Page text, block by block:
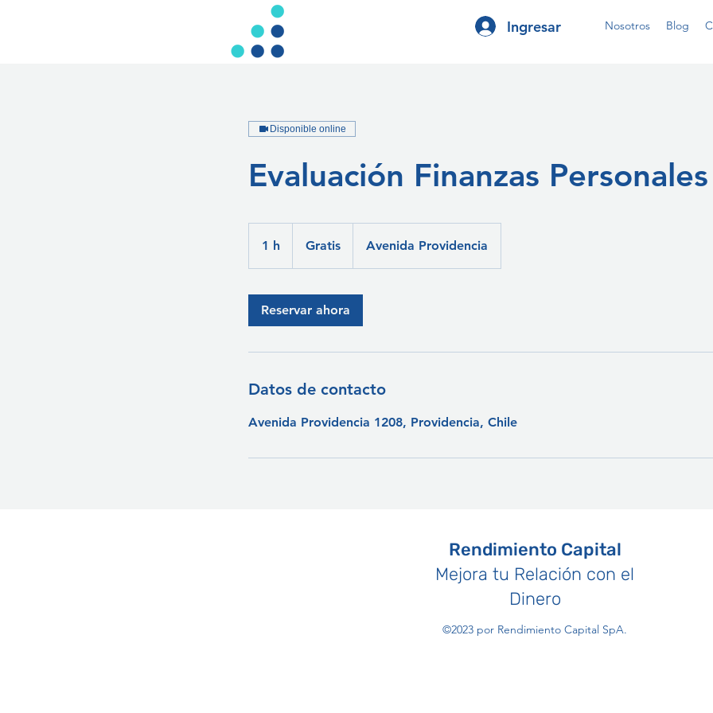
Ingresar Nosotros Blog
Disponible online
Evaluación Finanzas Personales
1 h Gratis Avenida Providencia
Reservar ahora
Datos de contacto
Avenida Providencia 1208, Providencia, Chile
Rendimiento Capital
Mejora tu Relación con el
Dinero
©2023 por Rendimiento Capital SpA.